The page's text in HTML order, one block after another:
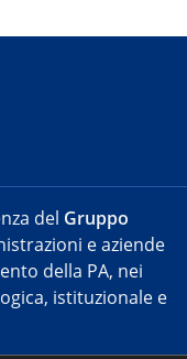
del Gruppo
e aziende
della PA, nei
istituzionale e